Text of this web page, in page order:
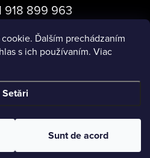
Ďalším prechádzaním
s ich používaním. Viac
Setări
Sunt de acord
918 899 963
@luxory.sk
. Toate drepturile rezervate.